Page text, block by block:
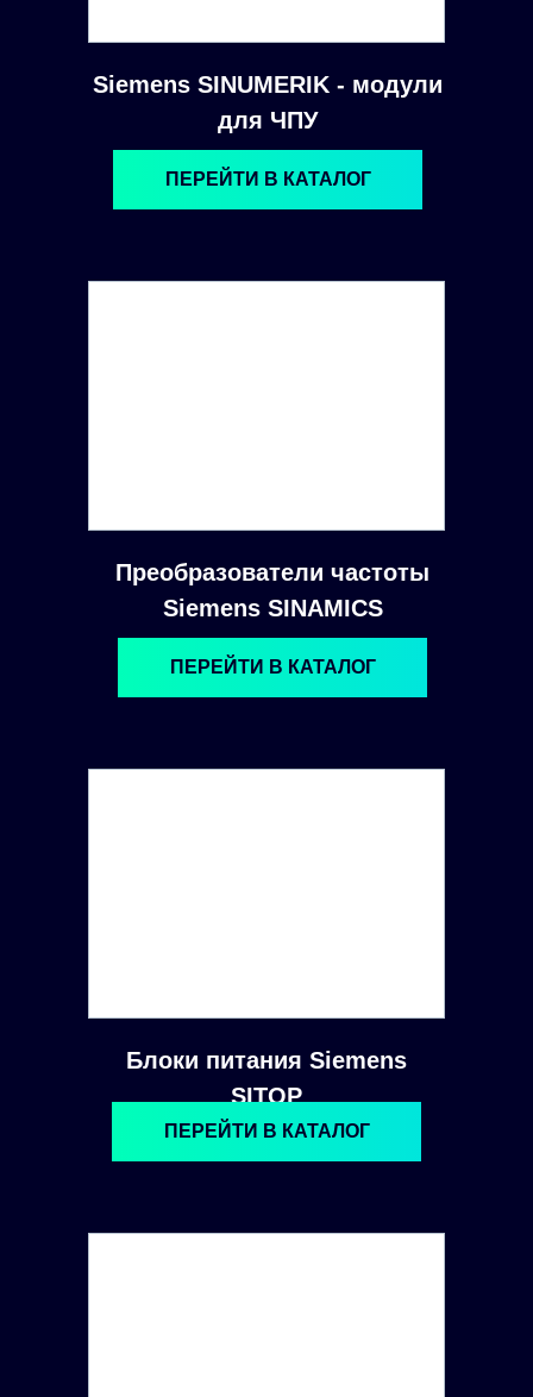
Siemens SINUMERIK - модули
для ЧПУ
ПЕРЕЙТИ В КАТАЛОГ
Преобразователи частоты
Siemens SINAMICS
Блоки питания Siemens
SITOP
ПЕРЕЙТИ В КАТАЛОГ
ПЕРЕЙТИ В КАТАЛОГ